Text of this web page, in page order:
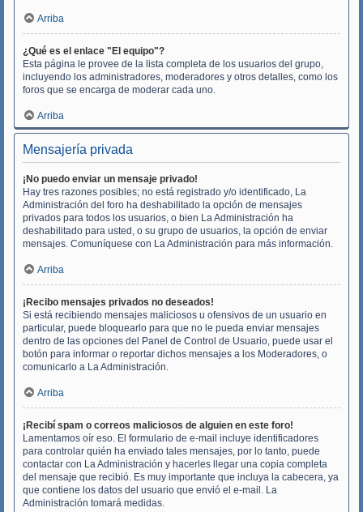
Arriba
¿Qué es el enlace "El equipo"?
Esta página le provee de la lista completa de los usuarios del grupo,
incluyendo los administradores, moderadores y otros detalles, como los
foros que se encarga de moderar cada uno.
Arriba
Mensajería privada
¡No puedo enviar un mensaje privado!
Hay tres razones posibles; no está registrado y/o identificado, La
Administración del foro ha deshabilitado la opción de mensajes
privados para todos los usuarios, o bien La Administración ha
deshabilitado para usted, o su grupo de usuarios, la opción de enviar
mensajes. Comuníquese con La Administración para más información.
Arriba
¡Recibo mensajes privados no deseados!
Si está recibiendo mensajes maliciosos u ofensivos de un usuario en
particular, puede bloquearlo para que no le pueda enviar mensajes
dentro de las opciones del Panel de Control de Usuario, puede usar el
botón para informar o reportar dichos mensajes a los Moderadores, o
comunicarlo a La Administración.
Arriba
¡Recibí spam o correos maliciosos de alguien en este foro!
Lamentamos oír eso. El formulario de e-mail incluye identificadores
para controlar quién ha enviado tales mensajes, por lo tanto, puede
contactar con La Administración y hacerles llegar una copia completa
del mensaje que recibió. Es muy importante que incluya la cabecera, ya
que contiene los datos del usuario que envió el e-mail. La
Administración tomará medidas.